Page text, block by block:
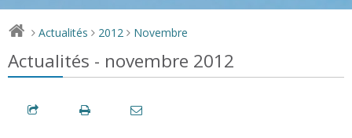
> Actualités > 2012 > Novembre
Actualités - novembre 2012